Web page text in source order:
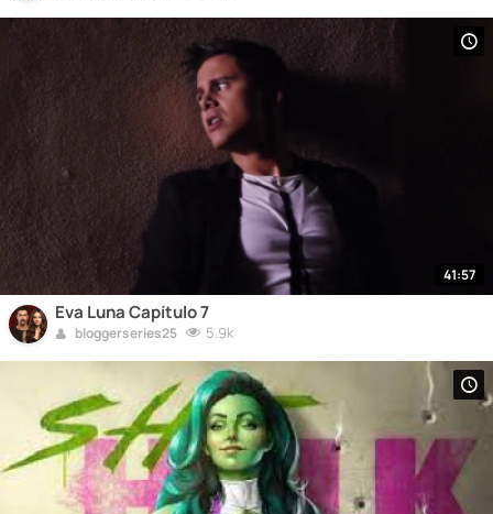
41:57
Eva Luna Capítulo 7
bloggerseries25 5.9k